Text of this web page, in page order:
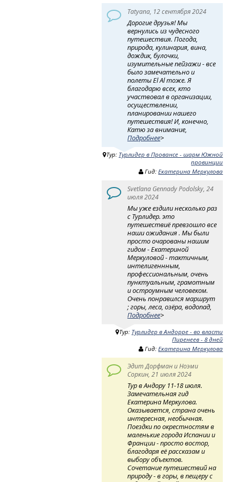
Tatyana, 12 сентября 2024
Дорогие друзья! Мы
вернулись из чудесного
путешествия. Погода,
природа, кулинария, вина,
дождик, булочки,
изумительные пейзажи - все
было замечательно и
полеты El Al тоже. Я
благодарю всех, кто
участвовал в организации,
осуществлении,
планировании нашего
путешествия! И, конечно,
Катю за внимание,
Подробнее>
Тур: Турлидер в Провансе - шарм Южной
провинции
Гид:Екатерина Меркулова
Svetlana Gennady Podolsky, 24
июля 2024
Мы уже ездили несколько раз
с Турлидер. это
путешествиё превзошло все
наши ожидания . Мы были
просто очарованы нашим
гидом - Екатериной
Меркуловой - тактичным,
интелигеннным,
профессиональным, очень
пунктуальным, грамотным
и остроумным человеком.
Очень понравился маршрут
; горы, леса, озёра, водопад,
Подробнее>
Тур: Турлидер в Андорре - во власти
Пиренеев - 8 дней
Гид:Екатерина Меркулова
Эдит Дорфман и Ноэми
Соркин, 21 июля 2024
Тур в Андору 11-18 июля.
Замечательная гид
Екатерина Меркулова.
Оказывается, страна очень
интересная, необычная.
Поездки по окрестностям в
маленькие города Испании и
Франции - просто востор,
благодаря её рассказам и
выбору объектов.
Сочетание путешествий на
природу - в горы, в пещеру с